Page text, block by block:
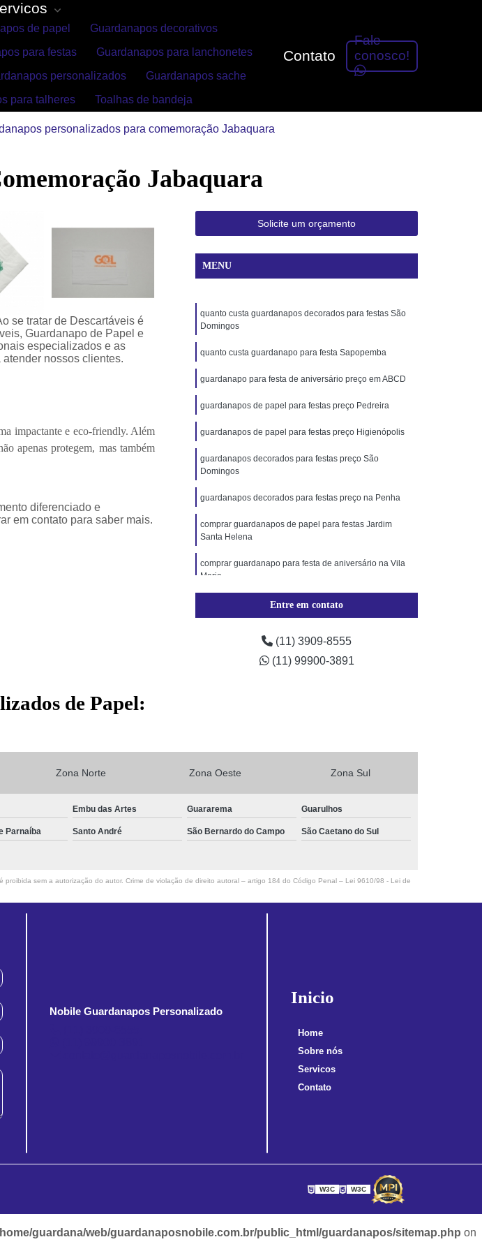
de papel
Guardanapos decorativos
para festas
Guardanapos para lanchonetes
personalizados
Guardanapos sache
para talheres Toalhas de bandeja
Contato
Fale
conosco!
personalizados para comemoração Jabaquara
Jabaquara
se tratar de Descartáveis é
Guardanapo de Papel e
especializados e as
nossos clientes.
impactante e eco-friendly. Além
apenas protegem, mas também
diferenciado e
em contato para saber mais.
Solicite um orçamento
MENU
quanto custa guardanapos decorados para festas São
Domingos
quanto custa guardanapo para festa Sapopemba
guardanapo para festa de aniversário preço em ABCD
guardanapos de papel para festas preço Pedreira
guardanapos de papel para festas preço Higienópolis
guardanapos decorados para festas preço São
Domingos
guardanapos decorados para festas preço na Penha
comprar guardanapos de papel para festas Jardim
Santa Helena
comprar guardanapo para festa de aniversário na Vila
Maria
guardanapos de papel para festas em ABCD
Entre em contato
(11) 3909-8555
(11) 99900-3891
de Papel:
Zona Norte Zona Oeste Zona Sul
Embu das Artes Guararema Guarulhos
Parnaíba Santo André São Bernardo do Campo São Caetano do Sul
sem a autorização do autor. Crime de violação de direito autoral – artigo 184 do Código Penal – Lei 9610/98 - Lei de
Nobile Guardanapos Personalizado
Inicio
Home
Sobre nós
Servicos
Contato
W3C W3C
guardana/web/guardanaposnobile.com.br/public_html/guardanapos/sitemap.php on